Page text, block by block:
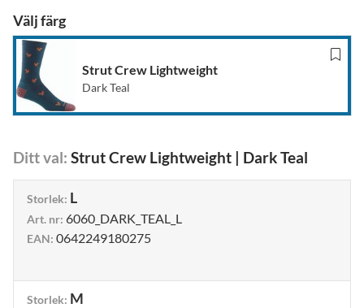
Välj färg
Strut Crew Lightweight
Dark Teal
Ditt val: Strut Crew Lightweight | Dark Teal
Storlek: L
Art. nr: 6060_DARK_TEAL_L
EAN: 0642249180275
Storlek: M